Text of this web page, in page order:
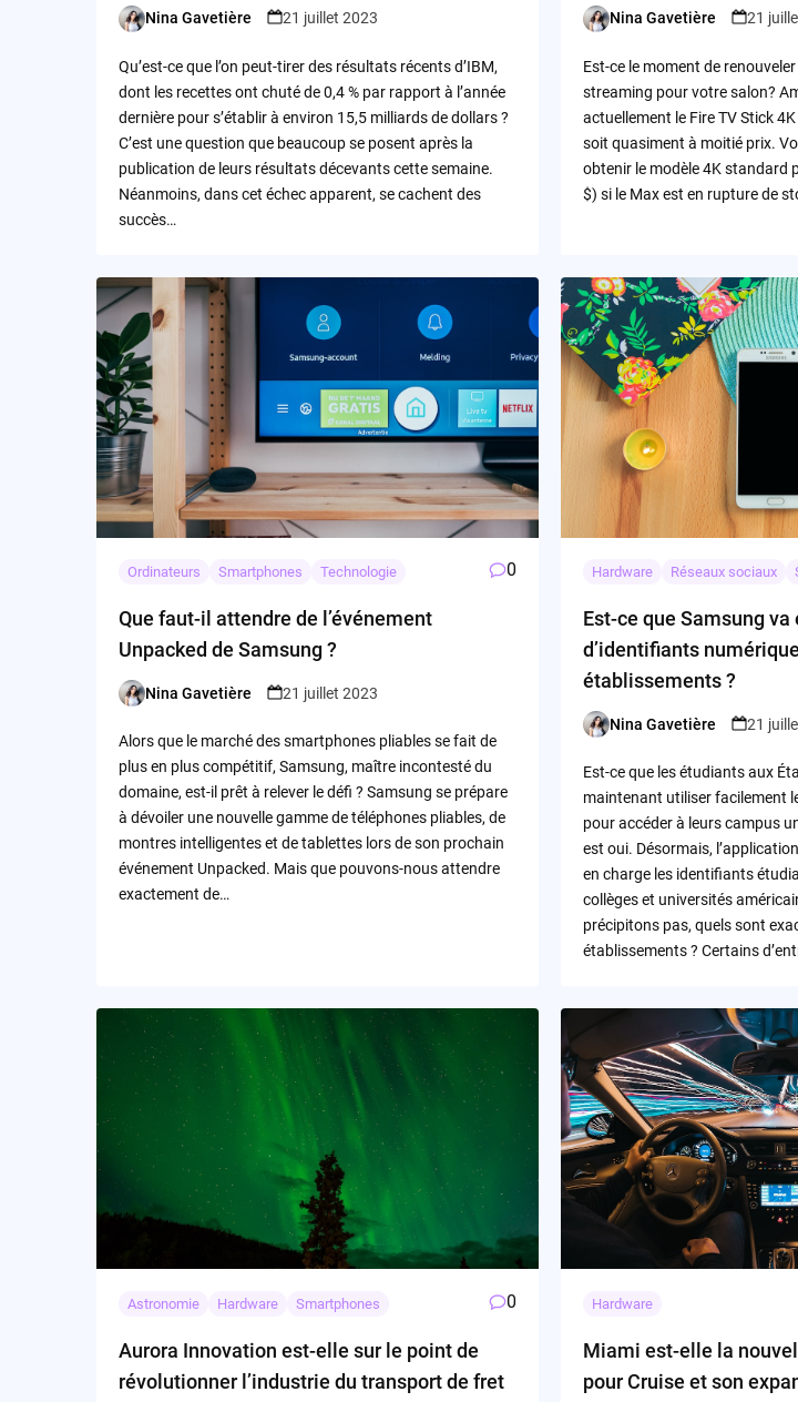
Posted
Nina Gavetière 21 juillet 2023
Qu’est-ce que l’on peut-tirer des résultats récents d’IBM,
dont les recettes ont chuté de 0,4 % par rapport à l’année
dernière pour s’établir à environ 15,5 milliards de dollars ?
C’est une question que beaucoup se posent après la
publication de leurs résultats décevants cette semaine.
Néanmoins, dans cet échec apparent, se cachent des
succès…
Posted
Nina Gavetière 21
Est-ce le moment de
streaming pour votre salon?
actuellement le Fire TV Stick
soit quasiment à moitié prix.
obtenir le modèle 4K standard
$) si le Max est en rupture de
Ordinateurs Smartphones Technologie 0
Que faut-il attendre de l’événement
Unpacked de Samsung ?
Posted
Nina Gavetière 21 juillet 2023
Alors que le marché des smartphones pliables se fait de
plus en plus compétitif, Samsung, maître incontesté du
domaine, est-il prêt à relever le défi ? Samsung se prépare
à dévoiler une nouvelle gamme de téléphones pliables, de
montres intelligentes et de tablettes lors de son prochain
événement Unpacked. Mais que pouvons-nous attendre
exactement de…
Hardware Réseaux sociaux
Est-ce que Samsung
d’identifiants
établissements ?
Posted
Nina Gavetière 21
Est-ce que les étudiants aux
maintenant utiliser facilement
pour accéder à leurs campus
est oui. Désormais,
en charge les identifiants
collèges et universités
précipitons pas, quels sont
établissements ? Certains
Astronomie Hardware Smartphones 0
Aurora Innovation est-elle sur le point de
révolutionner l’industrie du transport de fret
Hardware
Miami est-elle la
pour Cruise et son